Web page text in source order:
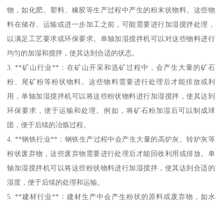
物，如化肥、塑料、橡胶等生产过程中产生的粉末状物料。这些物
料在储存、运输或进一步加工之前，可能需要进行加湿搅拌处理，
以满足工艺要求或环保要求。单轴加湿搅拌机可以对这些物料进行
均匀的加湿和搅拌，使其达到合适的状态。
3. **矿山行业**：在矿山开采和选矿过程中，会产生大量的矿石
粉、尾矿粉等粉状物料。这些物料需要进行处理后才能排放或利
用，单轴加湿搅拌机可以将这些粉状物料进行加湿搅拌，使其达到
环保要求，便于运输和处理。例如，将矿石粉加湿后可以制成球
团，便于后续的冶炼过程。
4. **钢铁行业**：钢铁生产过程中会产生大量的高炉灰、转炉灰等
粉状废弃物，这些废弃物需要进行处理后才能回收利用或排放。单
轴加湿搅拌机可以将这些粉状物料进行加湿搅拌，使其达到合适的
湿度，便于后续的处理和运输。
5. **建材行业**：建材生产中会产生粉状的原料或废弃物，如水